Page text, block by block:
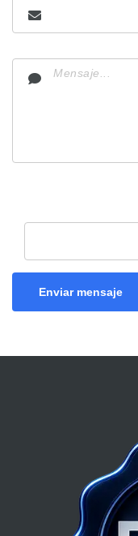
Enviar mensaje